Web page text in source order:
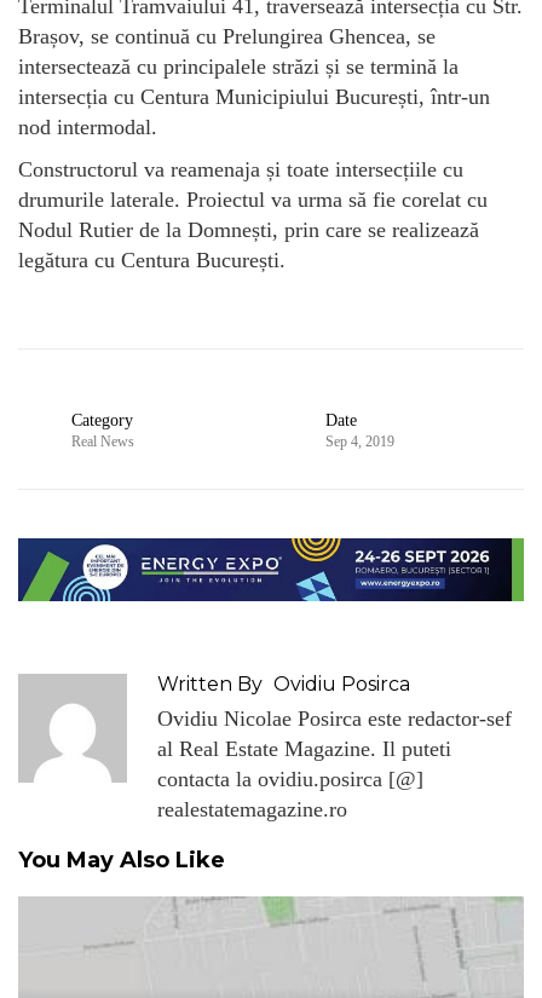
Terminalul Tramvaiului 41, traversează intersecția cu Str.
Brașov, se continuă cu Prelungirea Ghencea, se
intersectează cu principalele străzi și se termină la
intersecția cu Centura Municipiului București, într-un
nod intermodal.
Constructorul va reamenaja și toate intersecțiile cu
drumurile laterale. Proiectul va urma să fie corelat cu
Nodul Rutier de la Domnești, prin care se realizează
legătura cu Centura București.
Category
Real News
Date
Sep 4, 2019
Written By Ovidiu Posirca
Ovidiu Nicolae Posirca este redactor-sef
al Real Estate Magazine. Il puteti
contacta la ovidiu.posirca [@]
realestatemagazine.ro
You May Also Like